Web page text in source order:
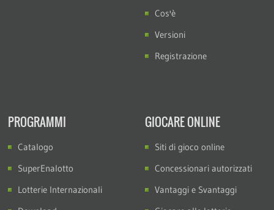
Cos'è
Versioni
Registrazione
PROGRAMMI
Catalogo
SuperEnalotto
Lotterie Internazionali
GIOCARE ONLINE
Siti di gioco online
Concessionari autorizzati
Vantaggi e Svantaggi